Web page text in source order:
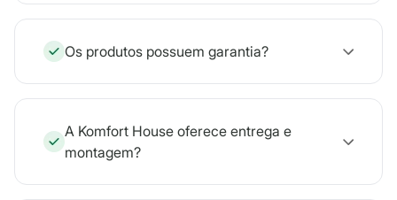
Os produtos possuem garantia?
A Komfort House oferece entrega e
montagem?